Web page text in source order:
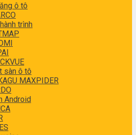
ô tô
trình
sàn ô tô
MAXPIDER
Android